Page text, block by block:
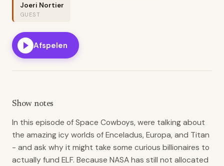
Joeri Nortier
GUEST
Afspelen
Show notes
In this episode of Space Cowboys, were talking about
the amazing icy worlds of Enceladus, Europa, and Titan
- and ask why it might take some curious billionaires to
actually fund ELF. Because NASA has still not allocated